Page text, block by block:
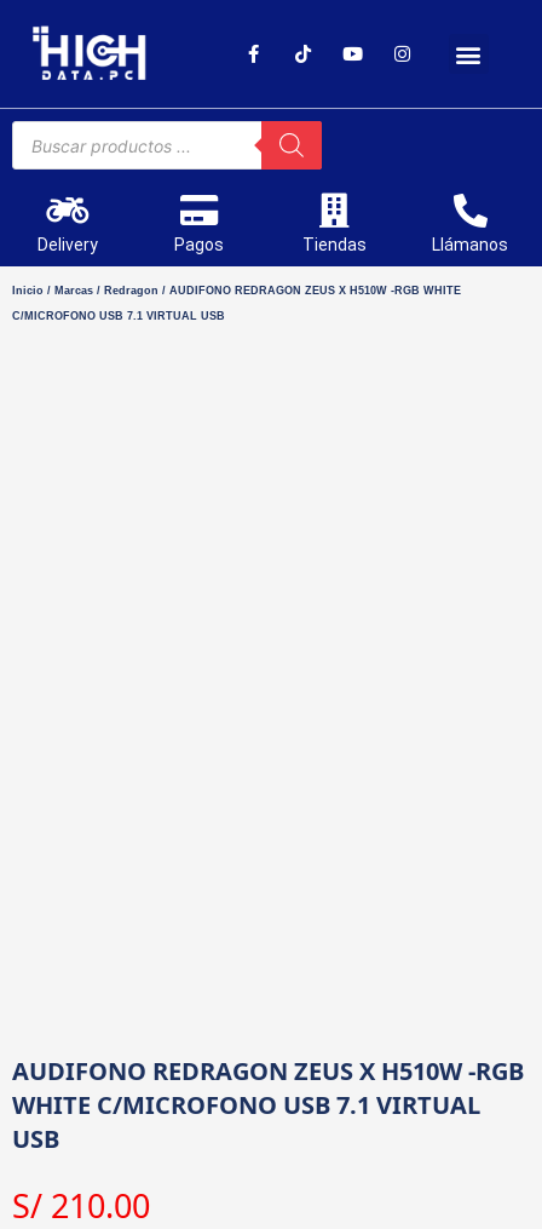
Delivery Pagos Tiendas Llámanos
Inicio / Marcas / Redragon / AUDIFONO REDRAGON ZEUS X H510W -RGB WHITE
C/MICROFONO USB 7.1 VIRTUAL USB
AUDIFONO REDRAGON ZEUS X H510W -RGB
WHITE C/MICROFONO USB 7.1 VIRTUAL
USB
S/ 210.00